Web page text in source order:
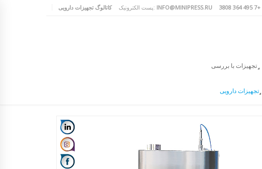
کاتالوگ تجهیزات دارویی پست الکترونیک: INFO@MINIPRESS.RU +7 495 364 3808
تجهیزات با بررسی
تجهیزات دارویی